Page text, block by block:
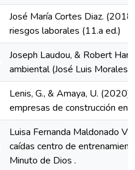
José María Cortes Diaz.
riesgos laborales (11.a ed.)
Joseph Laudou, & Robert
ambiental (José Luis Morales
Lenis, G., & Amaya, U.
empresas de construcción en
Luisa Fernanda Maldonado
caídas centro de
Minuto de Dios .